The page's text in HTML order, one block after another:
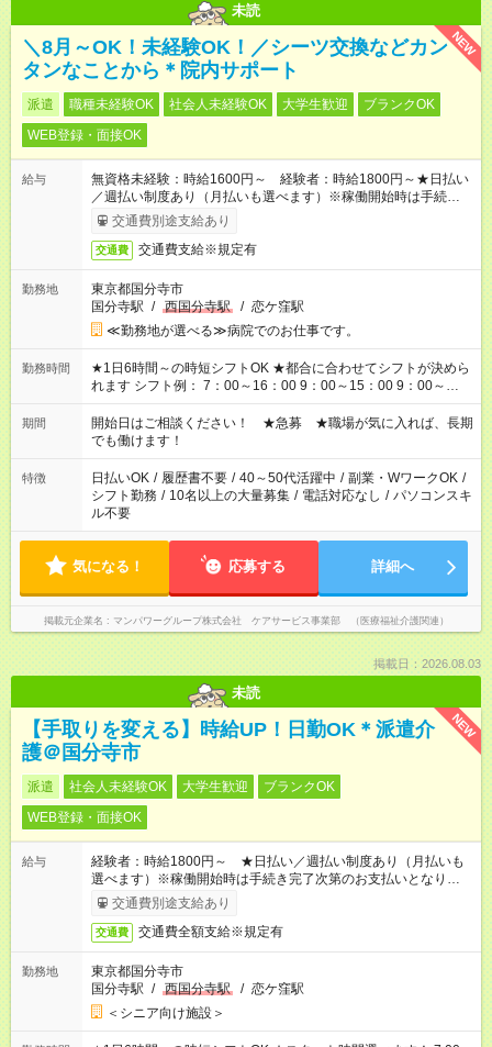
未読
NEW
＼8月～OK！未経験OK！／シーツ交換などカン
タンなことから＊院内サポート
派遣 職種未経験OK 社会人未経験OK 大学生歓迎
ブランクOK
WEB登録・面接OK
給与
無資格未経験：時給1600円～ 経験者：時給1800円～★日払い
／週払い制度あり（月払いも選べます）※稼働開始時は手続き完
了次第のお支払いとなります。
交通費別途支給あり
交通費 交通費支給※規定有
勤務地
東京都国分寺市
国分寺駅 / 西国分寺駅 / 恋ケ窪駅
≪勤務地が選べる≫病院でのお仕事です。
勤務時間
★1日6時間～の時短シフトOK ★都合に合わせてシフトが決めら
れます シフト例： 7：00～16：00 9：00～15：00 9：00～
18：00 11：00～20：00 など ※Wワークの場合、他のお仕事と
合わせ週40時間超の就業はご案内できません ※法令に基づき、
週20時間以上勤務は社会保険への加入対象となります ※労働者
派遣法（日雇い派遣の原則禁止）により、短時間・短期間の就
業はご案内が難しい場合があります
期間
開始日はご相談ください！ ★急募 ★職場が気に入れば、長期
でも働けます！
特徴 日払いOK / 履歴書不要 / 40～50代活躍中 / 副業・WワークOK /
シフト勤務 / 10名以上の大量募集 / 電話対応なし / パソコンスキ
ル不要
気になる！ 応募する 詳細へ
掲載元企業名 マンパワーグループ株式会社 ケアサービス事業部 （医療福祉介護関連）
掲載日：2026.08.03
未読
NEW
【手取りを変える】時給UP！日勤OK＊派遣介
護＠国分寺市
派遣 社会人未経験OK 大学生歓迎
ブランクOK
WEB登録・面接OK
給与
経験者：時給1800円～ ★日払い／週払い制度あり（月払いも
選べます）※稼働開始時は手続き完了次第のお支払いとなりま
す。交通費別途支給あり
交通費 交通費全額支給※規定有
勤務地
東京都国分寺市
国分寺駅 / 西国分寺駅 / 恋ケ窪駅
＜シニア向け施設＞